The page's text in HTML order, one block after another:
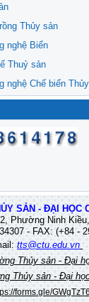
Thủy sản
nghệ Biển
Thuỷ sản
nghệ Chế biến
SẢN - ĐẠI HỌC
Phường Ninh
- FAX: (+84 -
tts@ctu.edu.vn
Thủy sản - Đại
Thủy sản - Đại
forms.gle/